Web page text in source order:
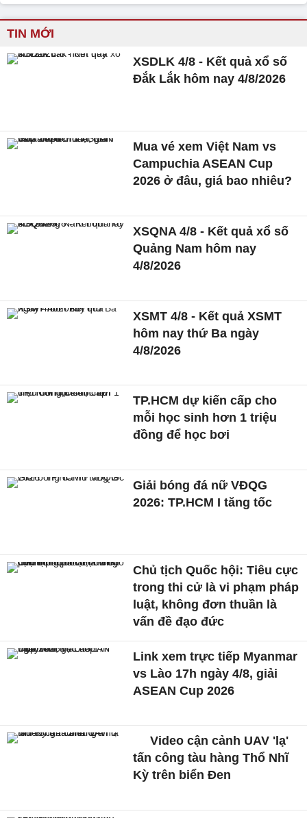
TIN MỚI
XSDLK 4/8 - Kết quả xổ số
Đắk Lắk hôm nay 4/8/2026
Mua vé xem Việt Nam vs
Campuchia ASEAN Cup
2026 ở đâu, giá bao nhiêu?
XSQNA 4/8 - Kết quả xổ số
Quảng Nam hôm nay
4/8/2026
XSMT 4/8 - Kết quả XSMT
hôm nay thứ Ba ngày
4/8/2026
TP.HCM dự kiến cấp cho
mỗi học sinh hơn 1 triệu
đồng để học bơi
Giải bóng đá nữ VĐQG
2026: TP.HCM I tăng tốc
Chủ tịch Quốc hội: Tiêu cực
trong thi cử là vi phạm pháp
luật, không đơn thuần là
vấn đề đạo đức
Link xem trực tiếp Myanmar
vs Lào 17h ngày 4/8, giải
ASEAN Cup 2026
Video cận cảnh UAV 'lạ'
tấn công tàu hàng Thổ Nhĩ
Kỳ trên biển Đen